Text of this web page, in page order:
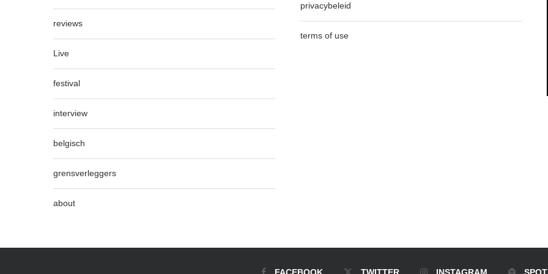
reviews
Live
festival
interview
belgisch
grensverleggers
about
privacybeleid
terms of use